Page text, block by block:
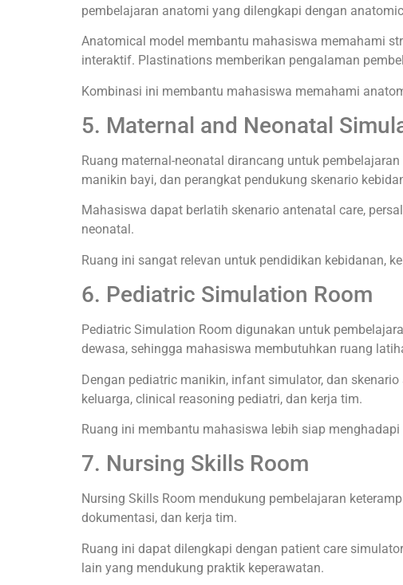
pembelajaran anatomi yang dilengkapi dengan
Anatomical model membantu mahasiswa memahami
interaktif. Plastinations memberikan pengalaman
Kombinasi ini membantu mahasiswa memahami
5. Maternal and Neonatal
Ruang maternal-neonatal dirancang untuk
manikin bayi, dan perangkat pendukung skenario
Mahasiswa dapat berlatih skenario antenatal care,
neonatal.
Ruang ini sangat relevan untuk pendidikan kebidanan,
6. Pediatric Simulation Room
Pediatric Simulation Room digunakan untuk
dewasa, sehingga mahasiswa membutuhkan ruang
Dengan pediatric manikin, infant simulator, dan
keluarga, clinical reasoning pediatri, dan kerja tim.
Ruang ini membantu mahasiswa lebih siap
7. Nursing Skills Room
Nursing Skills Room mendukung pembelajaran
dokumentasi, dan kerja tim.
Ruang ini dapat dilengkapi dengan patient care
lain yang mendukung praktik keperawatan.